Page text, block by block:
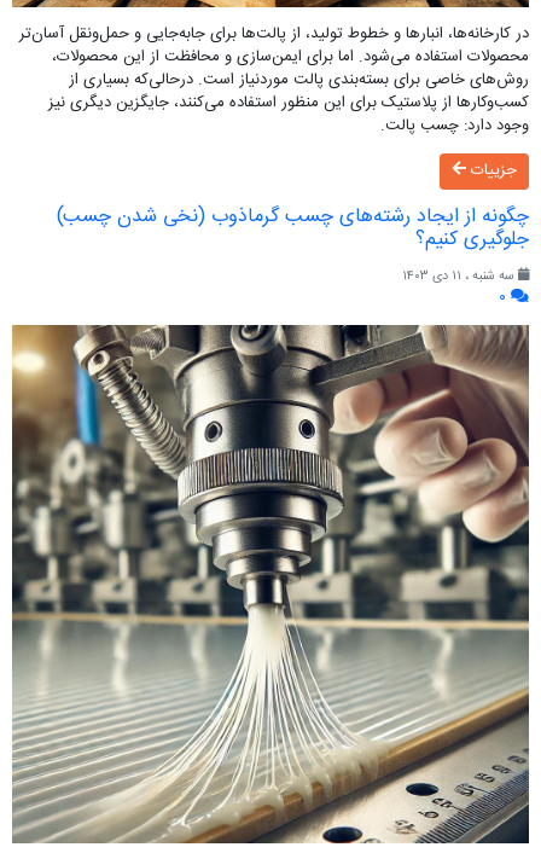
در کارخانه‌ها، انبارها و خطوط تولید، از پالت‌ها برای جابه‌جایی و حمل‌ونقل آسان‌تر
محصولات استفاده می‌شود. اما برای ایمن‌سازی و محافظت از این محصولات،
روش‌های خاصی برای بسته‌بندی پالت موردنیاز است. درحالی‌که بسیاری از
کسب‌وکارها از پلاستیک برای این منظور استفاده می‌کنند، جایگزین دیگری نیز
وجود دارد: چسب پالت.
جزییات
چگونه از ایجاد رشته‌های چسب گرماذوب (نخی شدن چسب)
جلوگیری کنیم؟
سه شنبه ، ۱۱ دی ۱۴۰۳
۰